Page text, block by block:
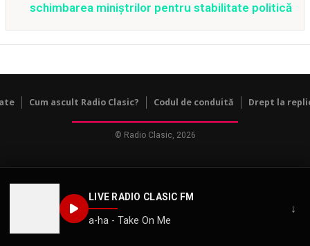
LIVE RADIO CLASIC FM
a-ha - Take On Me
↓
schimbarea miniștrilor pentru stabilitate politică
Cum ascult Radio Clasic? Codul de conduită Drept la
© Radio Clasic, 2026